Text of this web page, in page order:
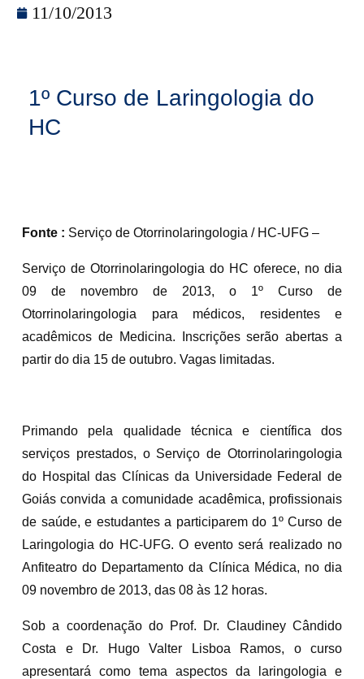
11/10/2013
1º Curso de Laringologia do
HC
Fonte : Serviço de Otorrinolaringologia / HC-UFG –
Serviço de Otorrinolaringologia do HC oferece, no dia
09 de novembro de 2013, o 1º Curso de
Otorrinolaringologia para médicos, residentes e
acadêmicos de Medicina. Inscrições serão abertas a
partir do dia 15 de outubro. Vagas limitadas.
Primando pela qualidade técnica e científica dos
serviços prestados, o Serviço de Otorrinolaringologia
do Hospital das Clínicas da Universidade Federal de
Goiás convida a comunidade acadêmica, profissionais
de saúde, e estudantes a participarem do 1º Curso de
Laringologia do HC-UFG. O evento será realizado no
Anfiteatro do Departamento da Clínica Médica, no dia
09 novembro de 2013, das 08 às 12 horas.
Sob a coordenação do Prof. Dr. Claudiney Cândido
Costa e Dr. Hugo Valter Lisboa Ramos, o curso
apresentará como tema aspectos da laringologia e